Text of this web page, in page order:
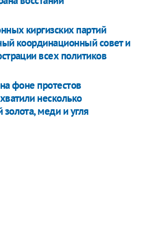
киргизских партий
координационный совет и
всех политиков
фоне протестов
несколько
меди и угля